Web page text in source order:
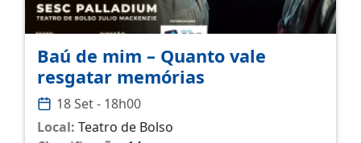
Baú de mim – Quanto vale
resgatar memórias
18 Set - 18h00
Local: Teatro de Bolso